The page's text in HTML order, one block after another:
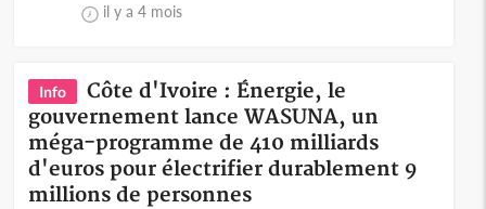
il y a 4 mois
Info
Côte d'Ivoire : Énergie, le
gouvernement lance WASUNA, un
méga-programme de 410 milliards
d'euros pour électrifier durablement 9
millions de personnes